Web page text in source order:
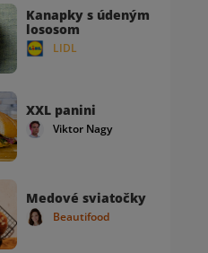
Kanapky s údeným
lososom
LIDL
XXL panini
Viktor Nagy
Medové sviatočky
Beautifood